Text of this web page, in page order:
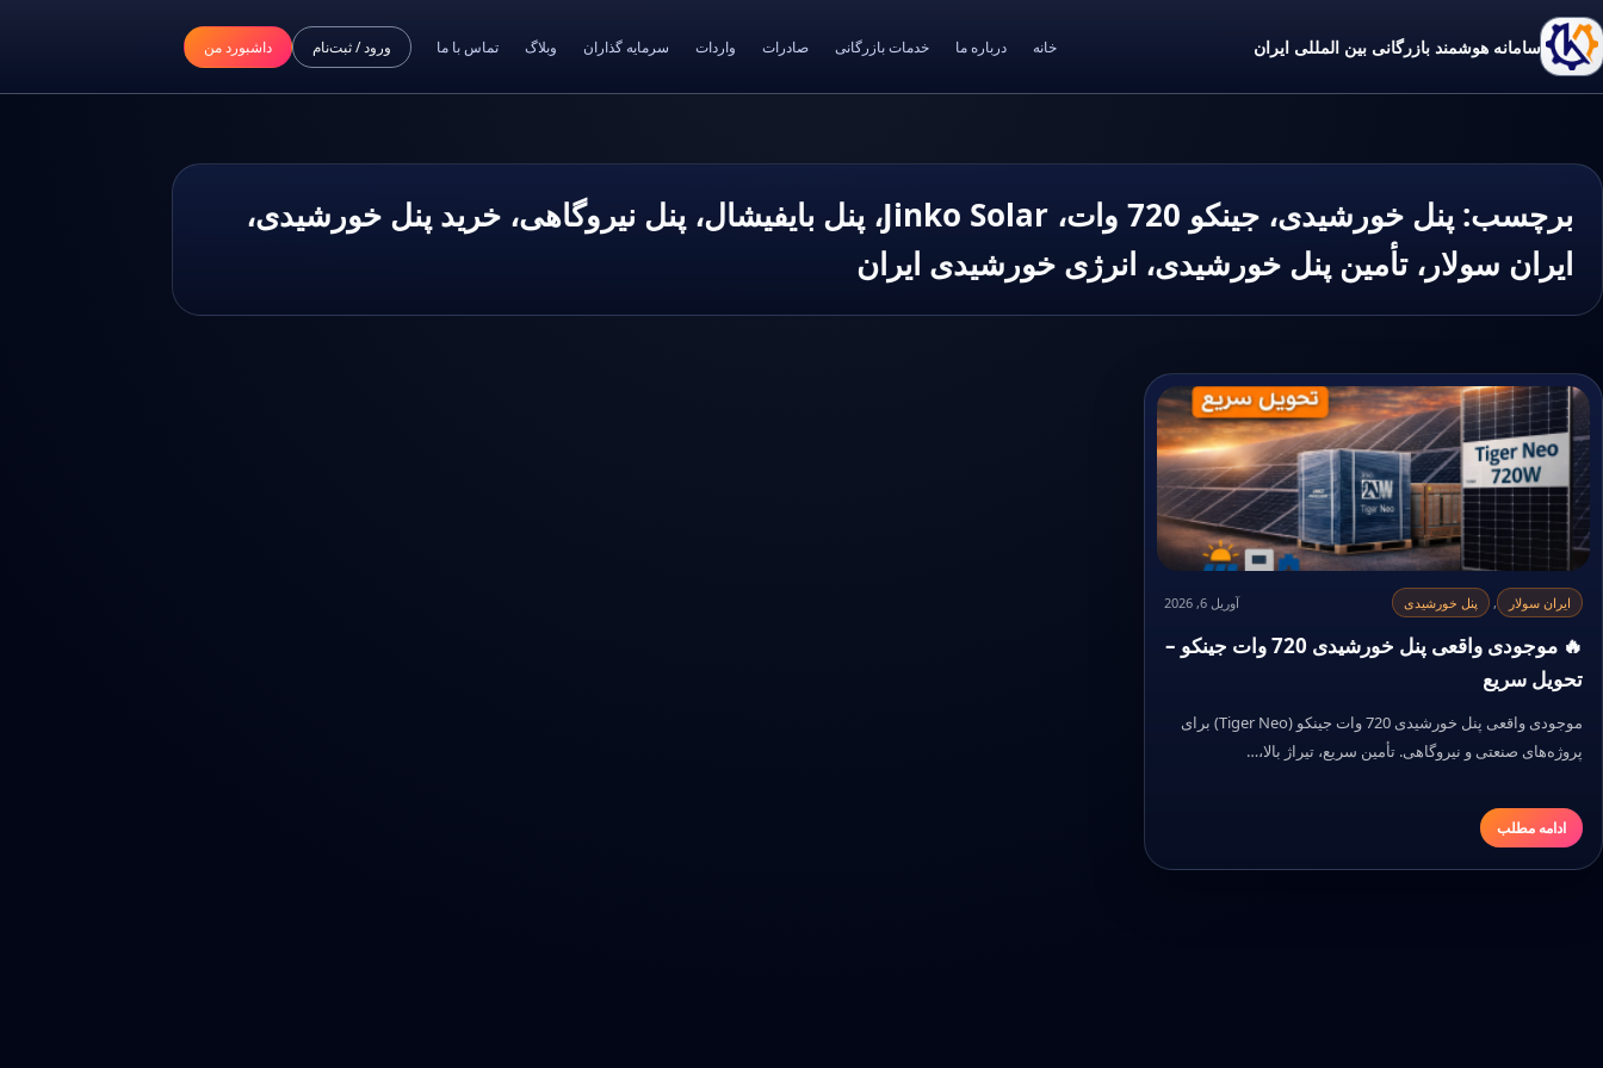
سامانه هوشمند بازرگانی بین المللی ایران خانه درباره ما خدمات بازرگانی صادرات واردات سرمایه گذاران وبلاگ تماس با ما ورود / ثبت‌نام داشبورد من
برچسب:
پنل خورشیدی، جینکو 720 وات، Jinko Solar، پنل بایفیشال، پنل نیروگاهی، خرید پنل خورشیدی،
ایران سولار، تأمین پنل خورشیدی، انرژی خورشیدی ایران
ایران سولار , پنل خورشیدی آوریل 6, 2026
🔥 موجودی واقعی پنل خورشیدی 720 وات جینکو –
تحویل سریع
موجودی واقعی پنل خورشیدی 720 وات جینکو (Tiger Neo) برای
پروژه‌های صنعتی و نیروگاهی. تأمین سریع، تیراژ بالا،…
ادامه مطلب